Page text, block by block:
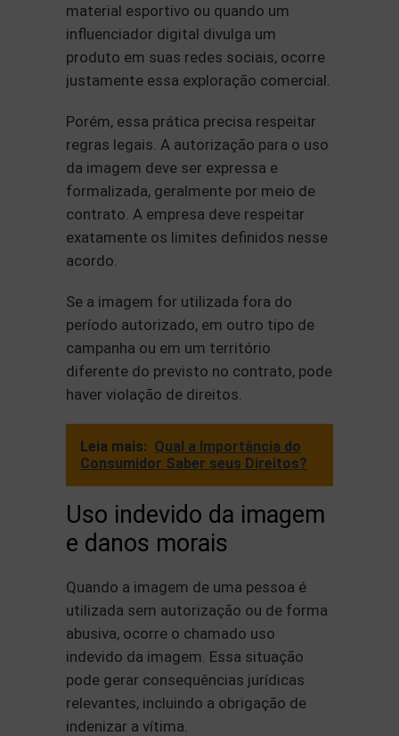
material esportivo ou quando um
influenciador digital divulga um
produto em suas redes sociais, ocorre
justamente essa exploração comercial.
Porém, essa prática precisa respeitar
regras legais. A autorização para o uso
da imagem deve ser expressa e
formalizada, geralmente por meio de
contrato. A empresa deve respeitar
exatamente os limites definidos nesse
acordo.
Se a imagem for utilizada fora do
período autorizado, em outro tipo de
campanha ou em um território
diferente do previsto no contrato, pode
haver violação de direitos.
Leia mais: Qual a Importância do
Consumidor Saber seus Direitos?
Uso indevido da imagem
e danos morais
Quando a imagem de uma pessoa é
utilizada sem autorização ou de forma
abusiva, ocorre o chamado uso
indevido da imagem. Essa situação
pode gerar consequências jurídicas
relevantes, incluindo a obrigação de
indenizar a vítima.